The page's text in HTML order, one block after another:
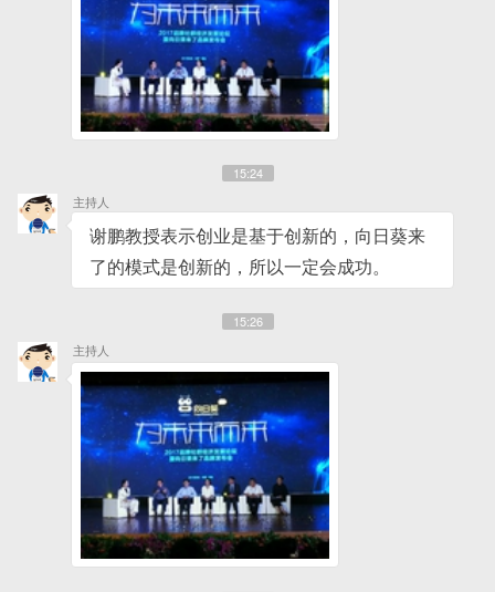
15:24
主持人
谢鹏教授表示创业是基于创新的，向日葵来
了的模式是创新的，所以一定会成功。
15:26
主持人